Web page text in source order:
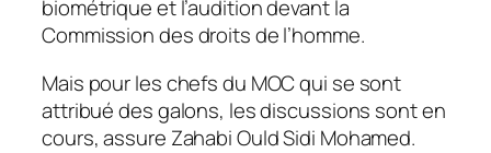
biométrique et l’audition devant la
Commission des droits de l’homme.
Mais pour les chefs du MOC qui se sont
attribué des galons, les discussions sont en
cours, assure Zahabi Ould Sidi Mohamed.